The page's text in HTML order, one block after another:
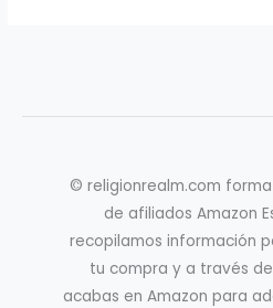
© religionrealm.com
de afiliados Amazon
recopilamos información
tu compra y a través
acabas en Amazon para